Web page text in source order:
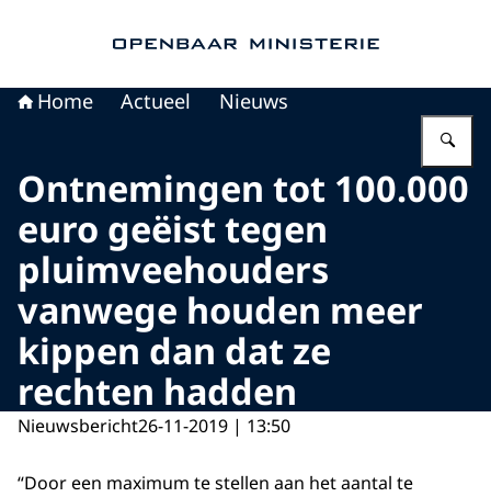
Home Actueel Nieuws
Ontnemingen tot 100.000
euro geëist tegen
pluimveehouders
vanwege houden meer
kippen dan dat ze
rechten hadden
Nieuwsbericht26-11-2019 | 13:50
“Door een maximum te stellen aan het aantal te